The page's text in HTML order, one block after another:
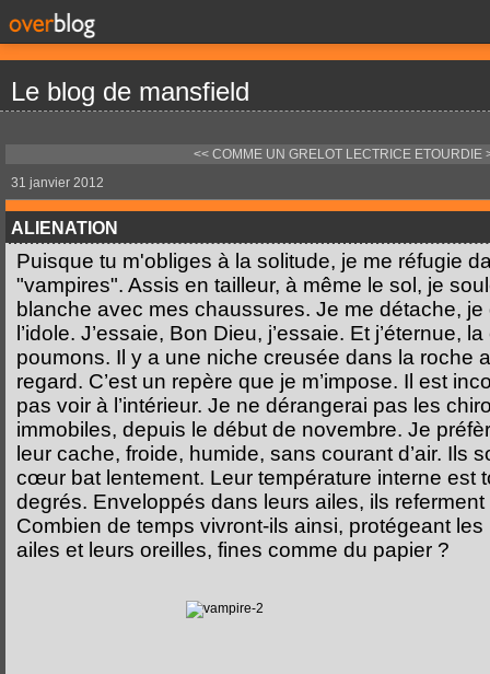
Le blog de mansfield
<< COMME UN GRELOT LECTRICE ETOURDIE
31 janvier 2012
ALIENATION
Puisque tu m'obliges à la solitude, je me réfugie
"vampires". Assis en tailleur, à même le sol, je
blanche avec mes chaussures. Je me détache,
l’idole. J’essaie, Bon Dieu, j’essaie. Et j’éternue,
poumons. Il y a une niche creusée dans la roche
regard. C’est un repère que je m’impose. Il est
pas voir à l’intérieur. Je ne dérangerai pas les
immobiles, depuis le début de novembre. Je
leur cache, froide, humide, sans courant d’air. Ils
cœur bat lentement. Leur température interne est
degrés. Enveloppés dans leurs ailes, ils
Combien de temps vivront-ils ainsi, protégeant
ailes et leurs oreilles, fines comme du papier ?